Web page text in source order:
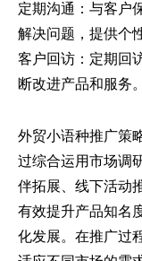
定期沟通：与客户
解决问题，提供个
客户回访：定期回
断改进产品和服务。
外贸小语种推广策
过综合运用市场调
伴拓展、线下活动
有效提升产品知名
化发展。在推广过